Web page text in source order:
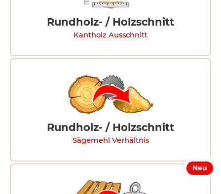
Rundholz- / Holzschnitt
Kantholz Ausschnitt
Rundholz- / Holzschnitt
Sägemehl Verhältnis
Neu